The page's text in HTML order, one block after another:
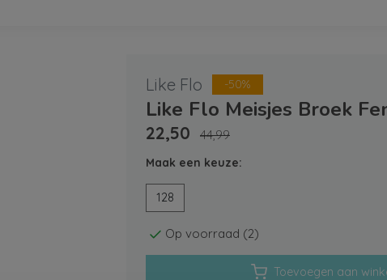
Like Flo -50%
Like Flo Meisjes Broek
22,50 44,99
Maak een keuze:
128
Op voorraad (2)
Toevoegen aan